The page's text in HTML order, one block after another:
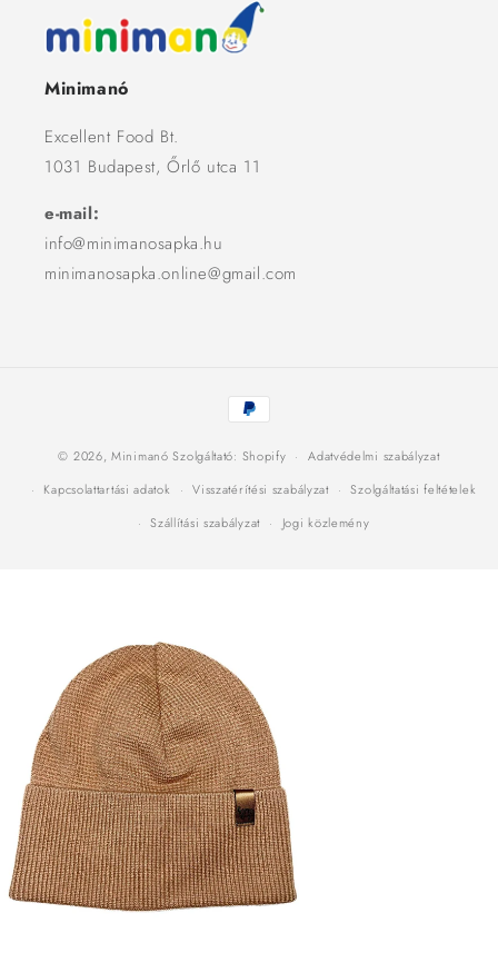
Minimanó
Excellent Food Bt.
1031 Budapest, Őrlő utca 11
e-mail:
info@minimanosapka.hu
minimanosapka.online@gmail.com
Fizetési
módok
© 2026,Minimanó Szolgáltató: Shopify
Adatvédelmi szabályzat
Kapcsolattartási adatok
Visszatérítési szabályzat
Szolgáltatási feltételek
Szállítási szabályzat
Jogi közlemény